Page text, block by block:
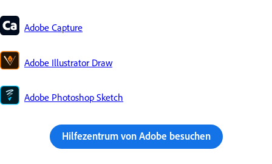
Adobe Capture
Adobe Illustrator Draw
Adobe Photoshop Sketch
Hilfezentrum von Adobe besuchen